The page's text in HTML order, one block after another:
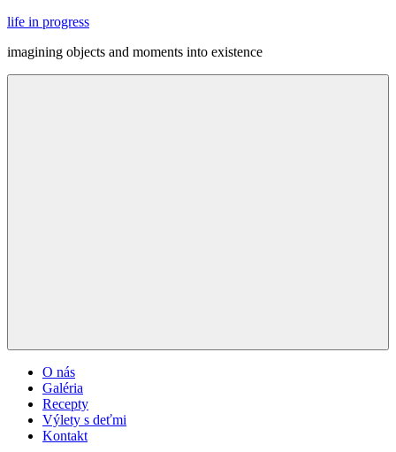
Skip
content
life in progress
imagining objects and moments into existence
O nás
Galéria
Recepty
Výlety s deťmi
Kontakt